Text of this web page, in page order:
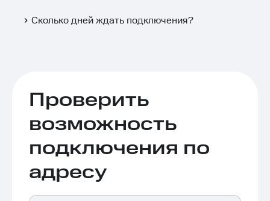
Сколько дней ждать подключения?
Проверить
возможность
подключения по
адресу